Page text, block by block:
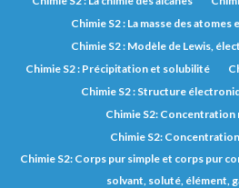
Chimie S2 : La masse des atomes
Chimie S2 : Modèle de Lewis,
Chimie S2 : Précipitation et solubilité
Chimie S2 : Structure
Chimie S2: Concentration
Chimie S2:
Chimie S2: Corps pur simple et corps pur
solvant, soluté, élément,